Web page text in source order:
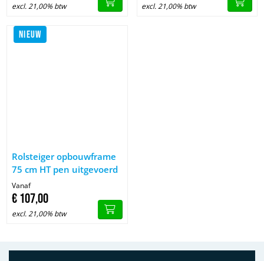
excl. 21,00% btw excl. 21,00% btw
NIEUW
Afbeelding Rolsteiger opbouwframe 75 cm HT pen uitgevoerd
Rolsteiger opbouwframe
75 cm HT pen uitgevoerd
Vanaf
€107,00
excl. 21,00% btw